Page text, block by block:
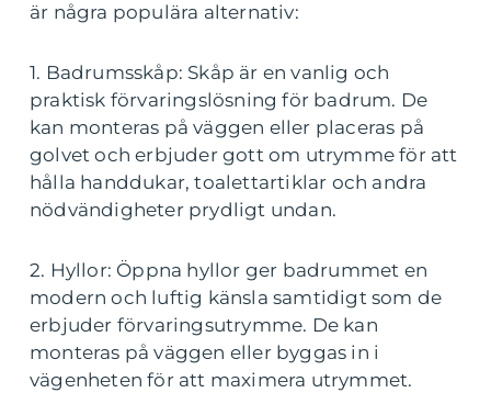
är några populära alternativ:
1. Badrumsskåp: Skåp är en vanlig och
praktisk förvaringslösning för badrum. De
kan monteras på väggen eller placeras på
golvet och erbjuder gott om utrymme för att
hålla handdukar, toalettartiklar och andra
nödvändigheter prydligt undan.
2. Hyllor: Öppna hyllor ger badrummet en
modern och luftig känsla samtidigt som de
erbjuder förvaringsutrymme. De kan
monteras på väggen eller byggas in i
vägenheten för att maximera utrymmet.